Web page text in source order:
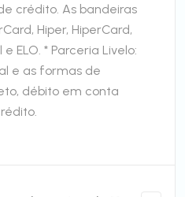
crédito. As bandeiras
Hiper, HiperCard,
ELO. * Parceria Livelo:
e as formas de
débito em conta